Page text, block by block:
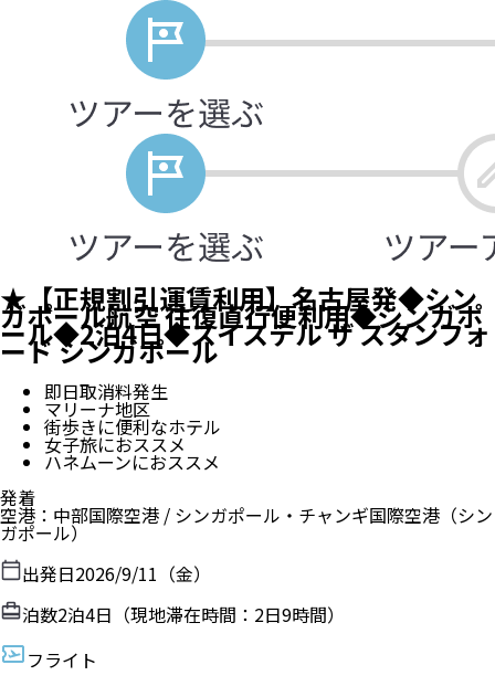
★【正規割引運賃利用】名古屋発◆シン
ガポール航空 往復直行便利用◆シンガポ
ール◆2泊4日◆スイステル ザ スタンフォ
ード シンガポール
即日取消料発生
マリーナ地区
街歩きに便利なホテル
女子旅におススメ
ハネムーンにおススメ
発着
空港 ： 中部国際空港 / シンガポール・チャンギ国際空港 （シン
ガポール）
出発日2026/9/11（金）
泊数2泊4日（現地滞在時間： 2日9時間）
フライト